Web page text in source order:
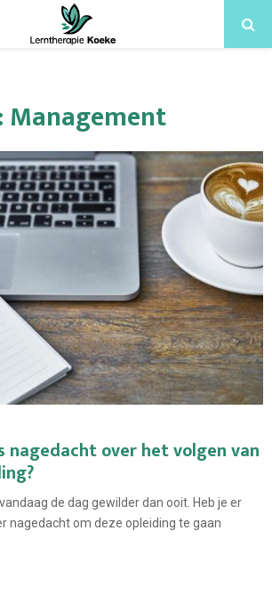
Management
nagedacht over het volgen van
de dag gewilder dan ooit. Heb je er
nagedacht om deze opleiding te gaan